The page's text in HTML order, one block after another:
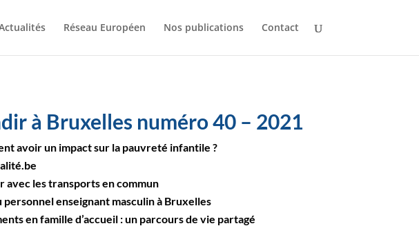
Réseau Européen Nos publications Contact
à Bruxelles numéro 40 – 2021
avoir un impact sur la pauvreté infantile ?
avec les transports en commun
personnel enseignant masculin à Bruxelles
en famille d’accueil : un parcours de vie partagé